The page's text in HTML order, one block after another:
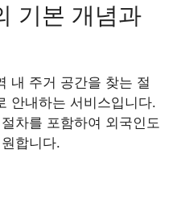
기본 개념과
내 주거 공간을 찾는 절
안내하는 서비스입니다.
차를 포함하여 외국인도
합니다.